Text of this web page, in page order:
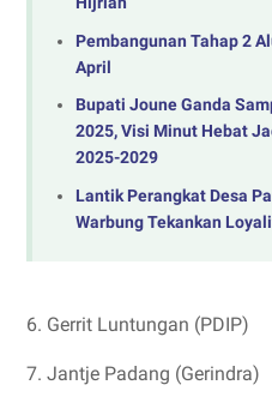
Pembangunan Tahap 2
April
‎Bupati Joune Ganda
2025, Visi Minut Hebat
2025-2029
Lantik Perangkat Desa
Warbung Tekankan
6. Gerrit Luntungan (PDIP)
7. Jantje Padang (Gerindra)